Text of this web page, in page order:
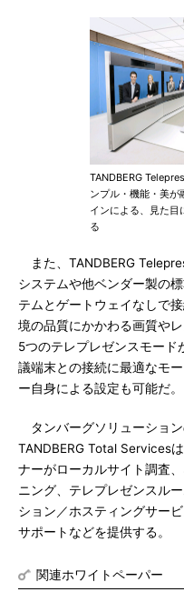
TANDBERG
ンプル・機能・美が
インによる、見た目
る
また、TANDBERG
システムや他ベンダー製の
テムとゲートウェイなしで
境の品質にかかわる画質や
5つのテレプレゼンスモー
議端末との接続に最適なモ
ー自身による設定も可能だ。
タンバーグソリューショ
TANDBERG Total Services
ナーがローカルサイト調査
ニング、テレプレゼンスル
ション／ホスティングサー
サポートなどを提供する。
関連ホワイトペーパー